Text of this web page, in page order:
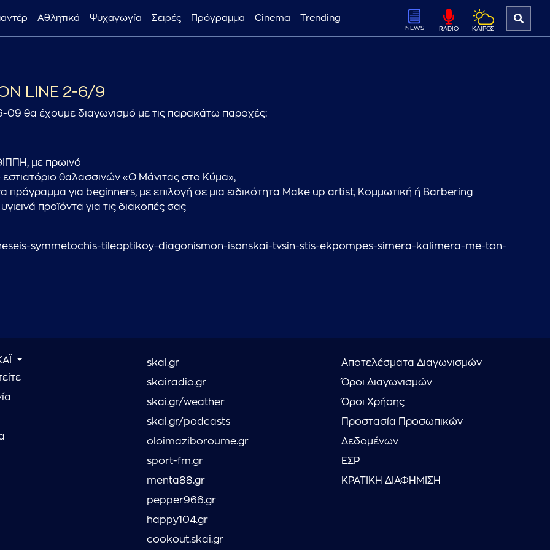
Αθλητικά Ψυχαγωγία Σειρές Πρόγραμμα Cinema Trending
NEWS RADIO ΚΑΙΡΟΣ
...πληκτρολογήστε κείμενο προς αναζήτηση
LINE 2-6/9
θα έχουμε διαγωνισμό με τις παρακάτω παροχές:
με πρωινό
θαλασσινών «Ο Μάνιτας στο Κύμα»,
πρόγραμμα για beginners, με επιλογή σε μια ειδικότητα Make up artist, Κομμωτική ή Barbering
προϊόντα για τις διακοπές σας
symmetochis-tileoptikoy-diagonismon-isonskai-tvsin-stis-ekpompes-simera-kalimera-me-ton-
skai.gr
skairadio.gr
skai.gr/weather
skai.gr/podcasts
oloimaziboroume.gr
sport-fm.gr
menta88.gr
pepper966.gr
happy104.gr
cookout.skai.gr
Αποτελέσματα Διαγωνισμών
Όροι Διαγωνισμών
Όροι Χρήσης
Προστασία Προσωπικών
Δεδομένων
ΕΣΡ
ΚΡΑΤΙΚΗ ΔΙΑΦΗΜΙΣΗ